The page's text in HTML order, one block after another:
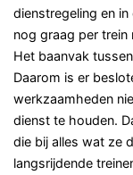
dienstregeling en
nog graag per trein
Het baanvak
Daarom is er
werkzaamheden
dienst te houden.
die bij alles wat ze
langsrijdende